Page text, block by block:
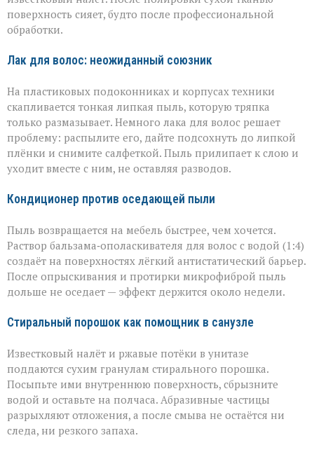
поверхность сияет, будто после профессиональной
обработки.
Лак для волос: неожиданный союзник
На пластиковых подоконниках и корпусах техники
скапливается тонкая липкая пыль, которую тряпка
только размазывает. Немного лака для волос решает
проблему: распылите его, дайте подсохнуть до липкой
плёнки и снимите салфеткой. Пыль прилипает к слою и
уходит вместе с ним, не оставляя разводов.
Кондиционер против оседающей пыли
Пыль возвращается на мебель быстрее, чем хочется.
Раствор бальзама‑ополаскивателя для волос с водой (1:4)
создаёт на поверхностях лёгкий антистатический барьер.
После опрыскивания и протирки микрофиброй пыль
дольше не оседает — эффект держится около недели.
Стиральный порошок как помощник в санузле
Известковый налёт и ржавые потёки в унитазе
поддаются сухим гранулам стирального порошка.
Посыпьте ими внутреннюю поверхность, сбрызните
водой и оставьте на полчаса. Абразивные частицы
разрыхляют отложения, а после смыва не остаётся ни
следа, ни резкого запаха.